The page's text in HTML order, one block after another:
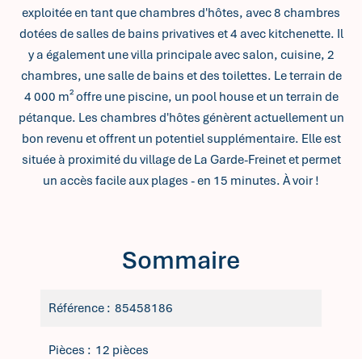
exploitée en tant que chambres d'hôtes, avec 8 chambres
dotées de salles de bains privatives et 4 avec kitchenette. Il
y a également une villa principale avec salon, cuisine, 2
chambres, une salle de bains et des toilettes. Le terrain de
4 000 m² offre une piscine, un pool house et un terrain de
pétanque. Les chambres d'hôtes génèrent actuellement un
bon revenu et offrent un potentiel supplémentaire. Elle est
située à proximité du village de La Garde-Freinet et permet
un accès facile aux plages - en 15 minutes. À voir !
Sommaire
Référence 85458186
Pièces 12 pièces